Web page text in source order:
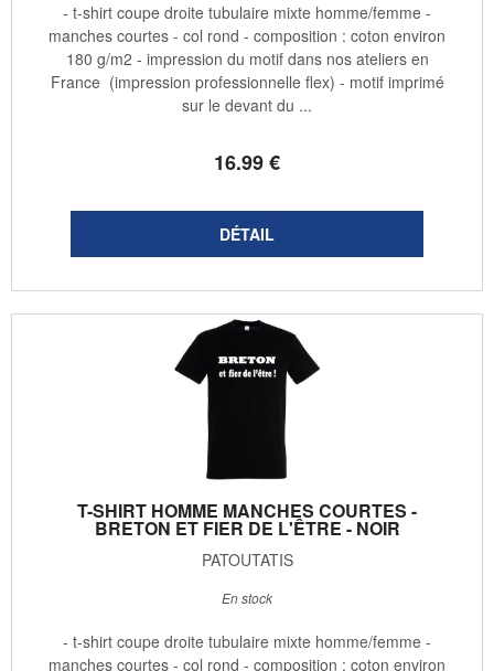
16.99€
- t-shirt coupe droite tubulaire mixte homme/femme -
manches courtes - col rond - composition : coton environ
180 g/m2 - impression du motif dans nos ateliers en
France (impression professionnelle flex) - motif imprimé
sur le devant du ...
T-SHIRT HOMME MANCHES COURTES -
BRETON ET FIER DE L'ÊTRE - NOIR
PATOUTATIS
En stock
- t-shirt coupe droite tubulaire mixte homme/femme -
manches courtes - col rond - composition : coton environ